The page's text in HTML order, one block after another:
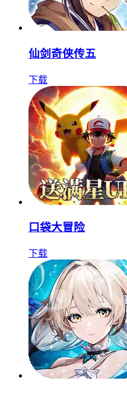
仙剑奇侠传五
下载
口袋大冒险
下载